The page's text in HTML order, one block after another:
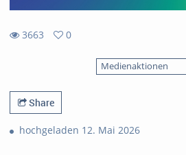
3663
0
Medienaktionen
Share
hochgeladen 12. Mai 2026